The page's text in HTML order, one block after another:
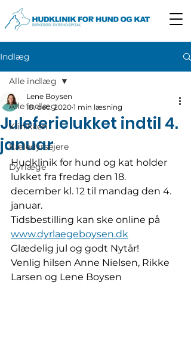
Indlæg
Alle indlæg
Klinikken
Kæledyrsejere
Dyrlæge
Alle indlæg
Juleferielukket indtil 4.
januar
Lene Boysen
18. dec. 2020 1 min læsning
Hudklinik for hund og kat holder
lukket fra fredag den 18.
december kl. 12 til mandag den 4.
januar.
Tidsbestilling kan ske online på
www.dyrlaegeboysen.dk
Glædelig jul og godt Nytår!
Venlig hilsen Anne Nielsen, Rikke
Larsen og Lene Boysen